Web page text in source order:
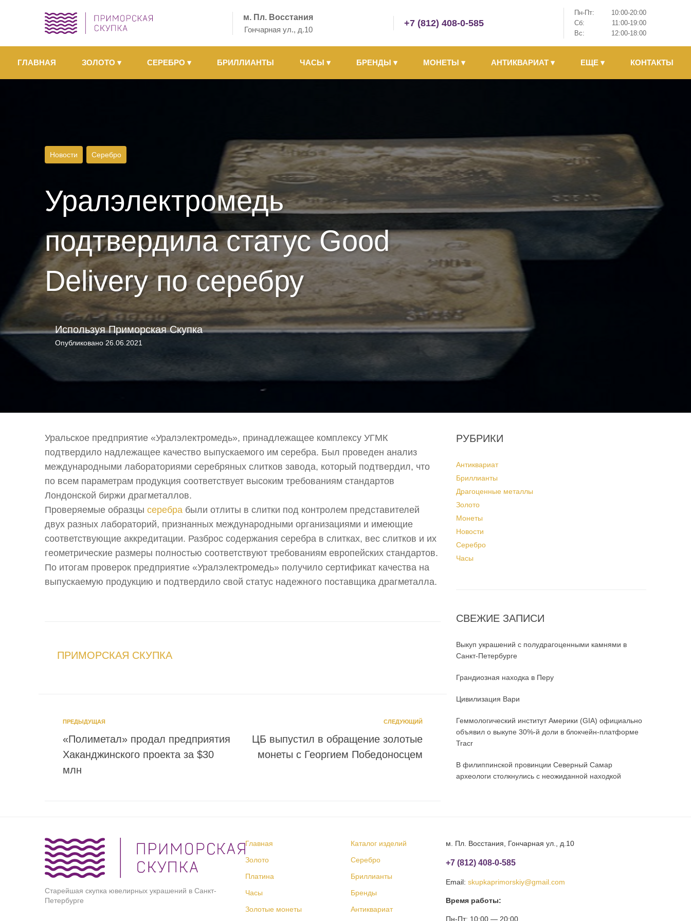
м. Пл. Восстания
Гончарная ул., д.10
+7 (812) 408-0-585
Пн-Пт:
10:00-20:00
Сб:
11:00-19:00
Вс:
12:00-18:00
ГЛАВНАЯ ЗОЛОТО ▾ СЕРЕБРО ▾ БРИЛЛИАНТЫ ЧАСЫ ▾ БРЕНДЫ ▾ МОНЕТЫ ▾ АНТИКВАРИАТ ▾ ЕЩЕ ▾ КОНТАКТЫ
Новости Серебро
Уралэлектромедь
подтвердила статус Good
Delivery по серебру
ИспользуяПриморская Скупка
Опубликовано 26.06.2021
Уральское предприятие «Уралэлектромедь», принадлежащее комплексу УГМК
подтвердило надлежащее качество выпускаемого им серебра. Был проведен анализ
международными лабораториями серебряных слитков завода, который подтвердил, что
по всем параметрам продукция соответствует высоким требованиям стандартов
Лондонской биржи драгметаллов.
Проверяемые образцы серебра были отлиты в слитки под контролем представителей
двух разных лабораторий, признанных международными организациями и имеющие
соответствующие аккредитации. Разброс содержания серебра в слитках, вес слитков и их
геометрические размеры полностью соответствуют требованиям европейских стандартов.
По итогам проверок предприятие «Уралэлектромедь» получило сертификат качества на
выпускаемую продукцию и подтвердило свой статус надежного поставщика драгметалла.
ПРИМОРСКАЯ СКУПКА
ПРЕДЫДУЩАЯ
«Полиметал» продал предприятия
Хаканджинского проекта за $30
млн
СЛЕДУЮЩИЙ
ЦБ выпустил в обращение золотые
монеты с Георгием Победоносцем
РУБРИКИ
Антиквариат
Бриллианты
Драгоценные металлы
Золото
Монеты
Новости
Серебро
Часы
СВЕЖИЕ ЗАПИСИ
Выкуп украшений с полудрагоценными камнями в
Санкт-Петербурге
Грандиозная находка в Перу
Цивилизация Вари
Геммологический институт Америки (GIA) официально
объявил о выкупе 30%-й доли в блокчейн-платформе
Tracr
В филиппинской провинции Северный Самар
археологи столкнулись с неожиданной находкой
Старейшая скупка ювелирных украшений в Санкт-
Петербурге
Главная
Каталог изделий
Золото
Серебро
Платина
Бриллианты
Часы
Бренды
Золотые монеты
Антиквариат
м. Пл. Восстания, Гончарная ул., д.10
+7 (812) 408-0-585
Email: skupkaprimorskiy@gmail.com
Время работы:
Пн-Пт: 10:00 — 20:00